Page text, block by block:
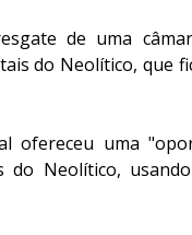
de uma
do Neolítico, que
ofereceu uma
Neolítico,